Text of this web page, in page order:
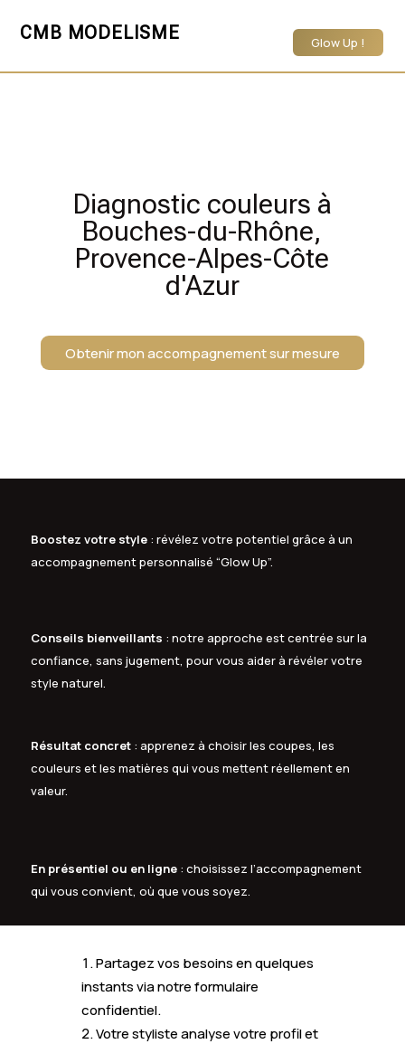
CMB MODELISME Glow Up !
Diagnostic couleurs à
Bouches-du-Rhône,
Provence-Alpes-Côte
d'Azur
Obtenir mon accompagnement sur mesure
Boostez votre style: révélez votre potentiel grâce à un
accompagnement personnalisé “Glow Up”.
Conseils bienveillants : notre approche est centrée sur la
confiance, sans jugement, pour vous aider à révéler votre
style naturel.
Résultat concret: apprenez à choisir les coupes, les
couleurs et les matières qui vous mettent réellement en
valeur.
En présentiel ou en ligne: choisissez l’accompagnement
qui vous convient, où que vous soyez.
Partagez vos besoins en quelques
instants via notre formulaire
confidentiel.
Votre styliste analyse votre profil et